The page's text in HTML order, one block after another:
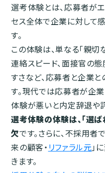
選考体験とは、応募者が
セス全体で企業に対して
す。
この体験は、単なる「親切
連絡スピード、面接官の
すさなど、応募者と企業
す。現代では応募者が企
体験が悪いと内定辞退や
選考体験の体験は、「選
欠です。さらに、不採用者
来の顧客・ リファラル元」
きます。